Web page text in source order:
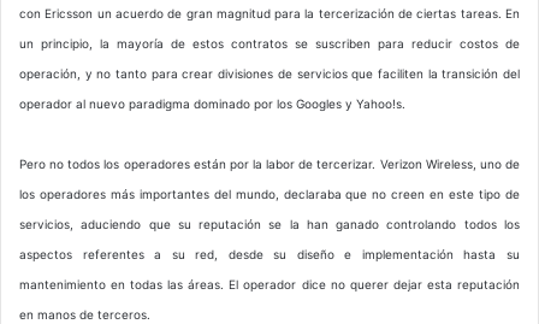
con Ericsson un acuerdo de gran magnitud para la tercerización de ciertas tareas. En
un principio, la mayoría de estos contratos se suscriben para reducir costos de
operación, y no tanto para crear divisiones de servicios que faciliten la transición del
operador al nuevo paradigma dominado por los Googles y Yahoo!s.
Pero no todos los operadores están por la labor de tercerizar. Verizon Wireless, uno de
los operadores más importantes del mundo, declaraba que no creen en este tipo de
servicios, aduciendo que su reputación se la han ganado controlando todos los
aspectos referentes a su red, desde su diseño e implementación hasta su
mantenimiento en todas las áreas. El operador dice no querer dejar esta reputación
en manos de terceros.